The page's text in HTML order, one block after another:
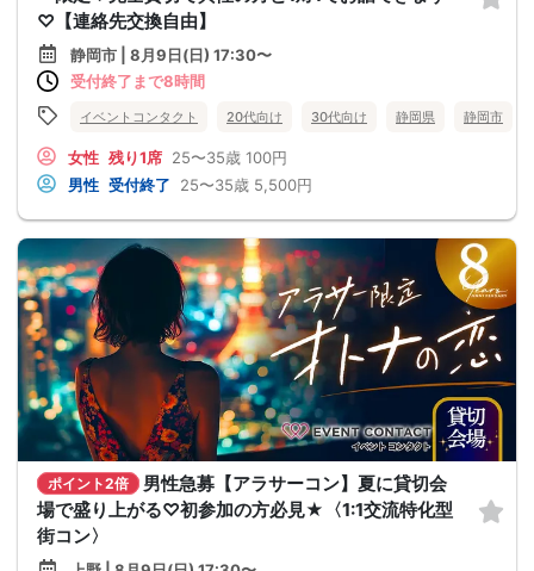
♡【連絡先交換自由】
静岡市 | 8月9日(日) 17:30〜
受付終了まで8時間
イベントコンタクト 20代向け 30代向け 静岡県 静岡市
女性 残り1席 25〜35歳 100円
男性 受付終了 25〜35歳 5,500円
ポイント2倍
男性急募【アラサーコン】夏に貸切会
場で盛り上がる♡初参加の方必見★〈1:1交流特化型
街コン〉